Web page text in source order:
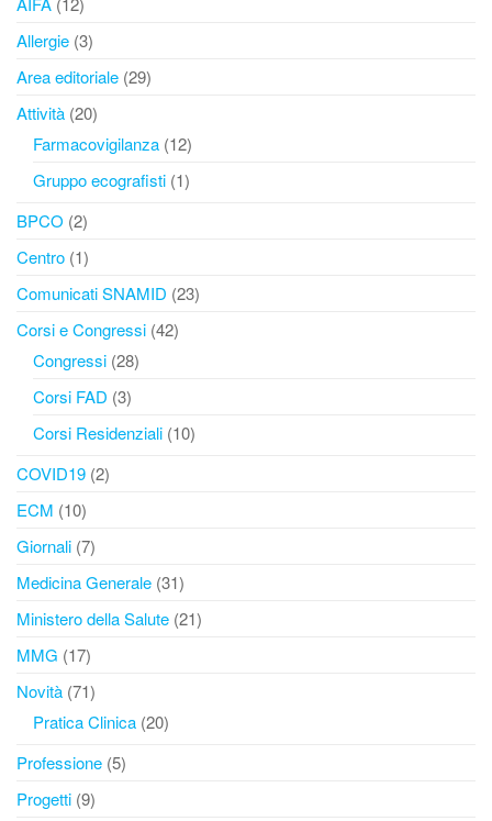
Allergie (3)
Area editoriale (29)
Attività (20)
Farmacovigilanza (12)
Gruppo ecografisti (1)
BPCO (2)
Centro (1)
Comunicati SNAMID (23)
Corsi e Congressi (42)
Congressi (28)
Corsi FAD (3)
Corsi Residenziali (10)
COVID19 (2)
ECM (10)
Giornali (7)
Medicina Generale (31)
Ministero della Salute (21)
MMG (17)
Novità (71)
Pratica Clinica (20)
Professione (5)
Progetti (9)